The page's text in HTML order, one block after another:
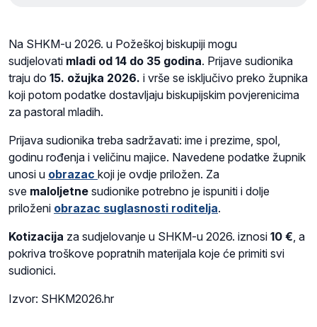
Na SHKM-u 2026. u Požeškoj biskupiji mogu
sudjelovati mladi od 14 do 35 godina. Prijave sudionika
traju do 15. ožujka 2026. i vrše se isključivo preko župnika
koji potom podatke dostavljaju biskupijskim povjerenicima
za pastoral mladih.
Prijava sudionika treba sadržavati: ime i prezime, spol,
godinu rođenja i veličinu majice. Navedene podatke župnik
unosi u obrazac koji je ovdje priložen. Za
sve maloljetne sudionike potrebno je ispuniti i dolje
priloženi obrazac suglasnosti roditelja.
Kotizacija za sudjelovanje u SHKM-u 2026. iznosi 10 €, a
pokriva troškove popratnih materijala koje će primiti svi
sudionici.
Izvor: SHKM2026.hr